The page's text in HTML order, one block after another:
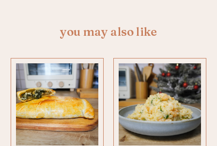
you may also like